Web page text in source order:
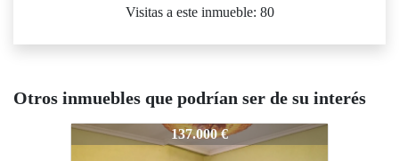
Visitas a este inmueble: 80
Otros inmuebles que podrían ser de su interés
88-TR250303-2137.000 €
88-TR250303-2125.000 €